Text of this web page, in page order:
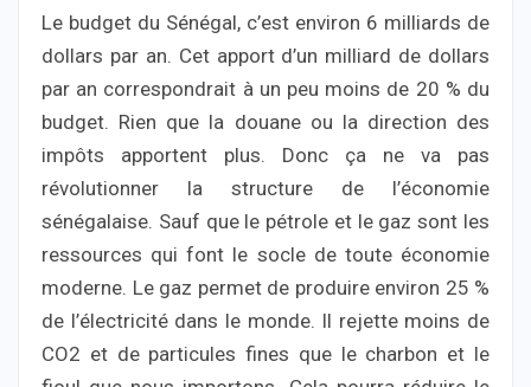
Le budget du Sénégal, c’est environ 6 milliards de
dollars par an. Cet apport d’un milliard de dollars
par an correspondrait à un peu moins de 20 % du
budget. Rien que la douane ou la direction des
impôts apportent plus. Donc ça ne va pas
révolutionner la structure de l’économie
sénégalaise. Sauf que le pétrole et le gaz sont les
ressources qui font le socle de toute économie
moderne. Le gaz permet de produire environ 25 %
de l’électricité dans le monde. Il rejette moins de
CO2 et de particules fines que le charbon et le